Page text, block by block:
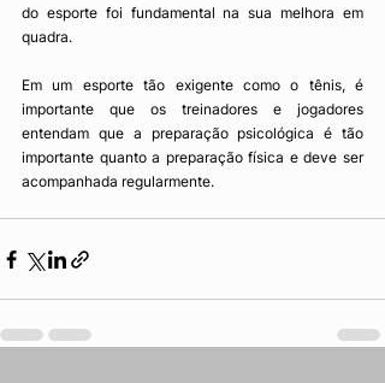
do esporte foi fundamental na sua melhora em
quadra.
Em um esporte tão exigente como o tênis, é
importante que os treinadores e jogadores
entendam que a preparação psicológica é tão
importante quanto a preparação física e deve ser
acompanhada regularmente.